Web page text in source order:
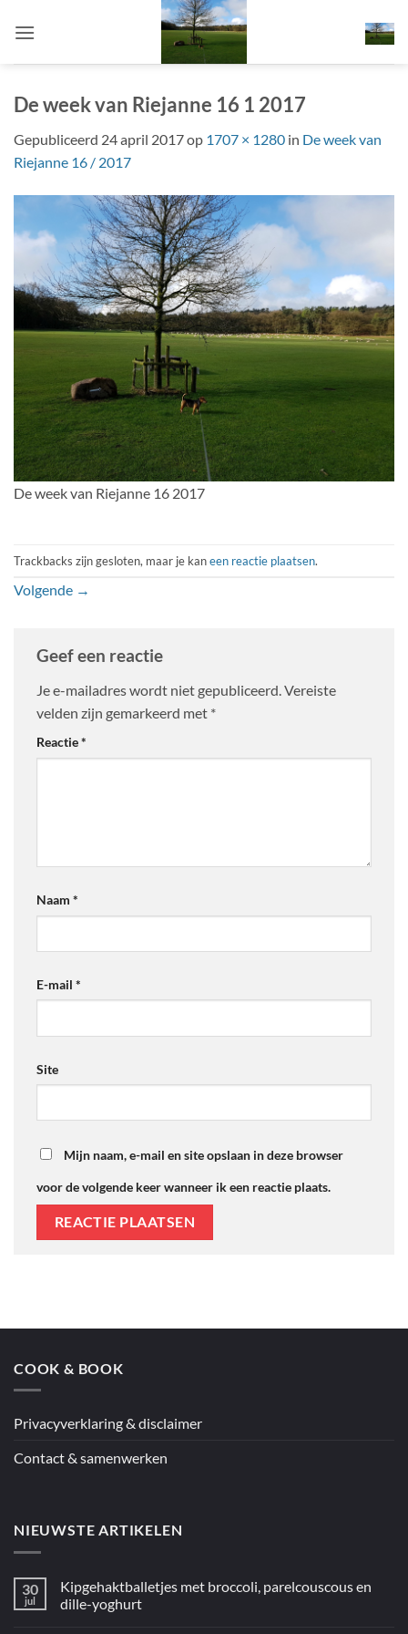
naar
De week van Riejanne 16 1 2017
Gepubliceerd 24 april 2017op 1707 × 1280 in De week van
Riejanne 16 / 2017
De week van Riejanne 16 2017
Trackbacks zijn gesloten, maar je kaneen reactie plaatsen.
Volgende →
Geef een reactie
Je e-mailadres wordt niet gepubliceerd.Vereiste
velden zijn gemarkeerd met *
Reactie*
Naam *
E-mail *
Site
Mijn naam, e-mail en site opslaan in deze browser
voor de volgende keer wanneer ik een reactie plaats.
COOK & BOOK
Privacyverklaring & disclaimer
Contact & samenwerken
NIEUWSTE ARTIKELEN
30
jul
Kipgehaktballetjes met broccoli, parelcouscous en
dille-yoghurt